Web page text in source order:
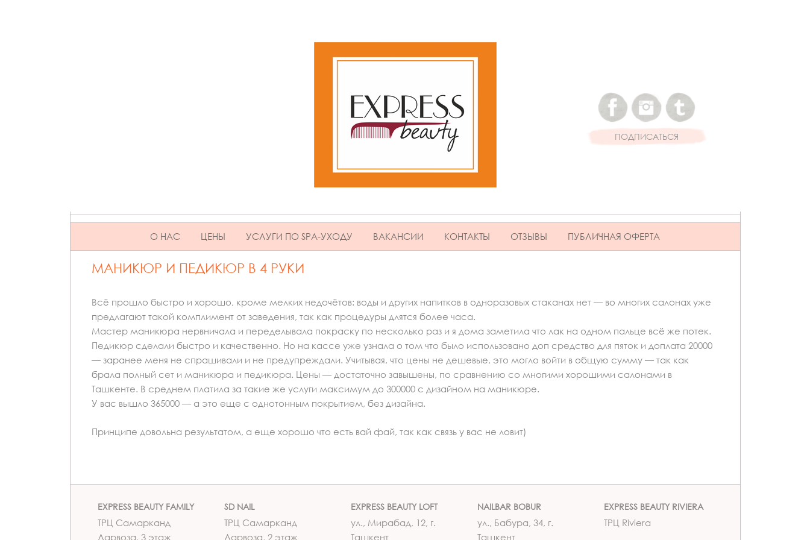
ПОДПИСАТЬСЯ
SKIP TO CONTENT
О НАС ЦЕНЫ УСЛУГИ ПО SPA-УХОДУ ВАКАНСИИ КОНТАКТЫ ОТЗЫВЫ ПУБЛИЧНАЯ ОФЕРТА
МАНИКЮР И ПЕДИКЮР В 4 РУКИ
Всё прошло быстро и хорошо, кроме мелких недочётов: воды и других напитков в одноразовых стаканах нет — во многих салонах уже
предлагают такой комплимент от заведения, так как процедуры длятся более часа.
Мастер маникюра нервничала и переделывала покраску по несколько раз и я дома заметила что лак на одном пальце всё же потек.
Педикюр сделали быстро и качественно. Но на кассе уже узнала о том что было использовано доп средство для пяток и доплата 20000
— заранее меня не спрашивали и не предупреждали. Учитывая, что цены не дешевые, это могло войти в общую сумму — так как
брала полный сет и маникюра и педикюра. Цены — достаточно завышены, по сравнению со многими хорошими салонами в
Ташкенте. В среднем платила за такие же услуги максимум до 300000 с дизайном на маникюре.
У вас вышло 365000 — а это еще с однотонным покрытием, без дизайна.
Принципе довольна результатом, а еще хорошо что есть вай фай, так как связь у вас не ловит)
EXPRESS BEAUTY FAMILY
ТРЦ Самарканд
Дарвоза, 3 этаж
SD NAIL
ТРЦ Самарканд
Дарвоза, 2 этаж
EXPRESS BEAUTY LOFT
ул., Мирабад, 12, г.
Ташкент
NAILBAR BOBUR
ул., Бабура, 34, г.
Ташкент
EXPRESS BEAUTY RIVIERA
ТРЦ Riviera